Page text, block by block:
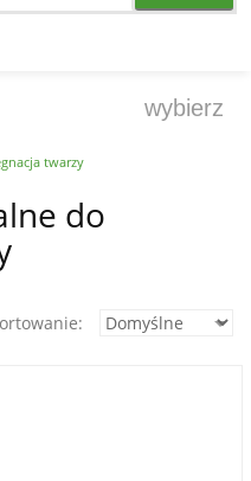
wybierz
twarzy
do